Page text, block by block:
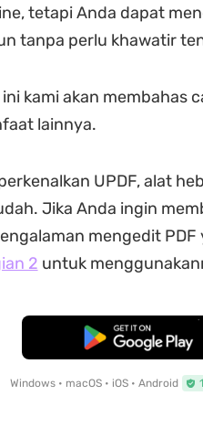
tetapi Anda dapat
tanpa perlu khawatir
kami akan membahas
lainnya.
UPDF, alat
​​Jika Anda ingin
mengedit
2 untuk
Unduh Gratis
Windows • macOS • iOS • Android